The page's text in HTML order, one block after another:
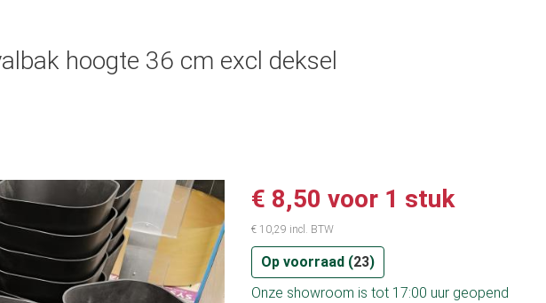
hoogte 36 cm excl deksel
€ 8,50 voor 1 stuk
€ 10,29 incl. BTW
Op voorraad (23)
Onze showroom is tot 17:00 uur geopend